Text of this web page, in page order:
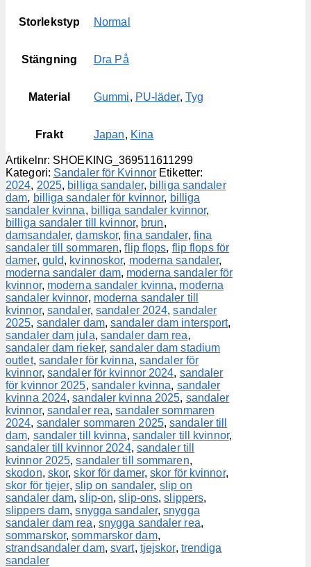
Storlekstyp Normal
Stängning Dra På
Material Gummi, PU-läder, Tyg
Frakt Japan, Kina
Artikelnr: SHOEKING_369511611299
Kategori: Sandaler för Kvinnor Etiketter:
2024, 2025, billiga sandaler, billiga sandaler
dam, billiga sandaler för kvinnor, billiga
sandaler kvinna, billiga sandaler kvinnor,
billiga sandaler till kvinnor, brun,
damsandaler,damskor,fina sandaler, fina
sandaler till sommaren,flip flops, flip flops för
damer, guld, kvinnoskor, moderna sandaler,
moderna sandaler dam, moderna sandaler för
kvinnor, moderna sandaler kvinna, moderna
sandaler kvinnor, moderna sandaler till
kvinnor, sandaler, sandaler 2024,sandaler
2025, sandaler dam,sandaler dam intersport,
sandaler dam jula, sandaler dam rea,
sandaler dam rieker,sandaler dam stadium
outlet, sandaler för kvinna, sandaler för
kvinnor, sandaler för kvinnor 2024, sandaler
för kvinnor 2025, sandaler kvinna, sandaler
kvinna 2024,sandaler kvinna 2025, sandaler
kvinnor, sandaler rea,sandaler sommaren
2024, sandaler sommaren 2025,sandaler till
dam, sandaler till kvinna, sandaler till kvinnor,
sandaler till kvinnor 2024, sandaler till
kvinnor 2025,sandaler till sommaren,
skodon, skor,skor för damer,skor för kvinnor,
skor för tjejer, slip on sandaler, slip on
sandaler dam,slip-on,slip-ons,slippers,
slippers dam,snygga sandaler,snygga
sandaler dam rea, snygga sandaler rea,
sommarskor,sommarskor dam,
strandsandaler dam,svart, tjejskor, trendiga
sandaler